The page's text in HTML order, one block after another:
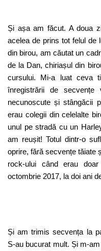
Și așa am făcut. A doua
acelea de prins tot felul de
din birou, am căutat un
de la Dan, chiriașul din
cursului. Mi-a luat ceva
înregistrării de
necunoscute și stângăcii
erau colegii din celelalte
unul pe stradă cu un
am reușit! Totul dintr-o
oprire, fără secvențe tăiate
rock-ului când erau
octombrie 2017, la doi ani
Și am trimis secvența la
S-au bucurat mult. Și m-